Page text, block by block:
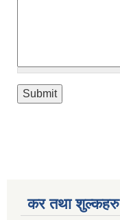
कर तथा शुल्कहरु